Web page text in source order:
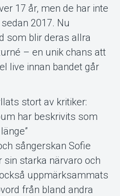
17 år, men de har inte
2017. Nu
som blir deras allra
– en unik chans att
live innan bandet går
stort av kritiker:
har beskrivits som
sångerskan Sofie
starka närvaro och
uppmärksammats
från bland andra